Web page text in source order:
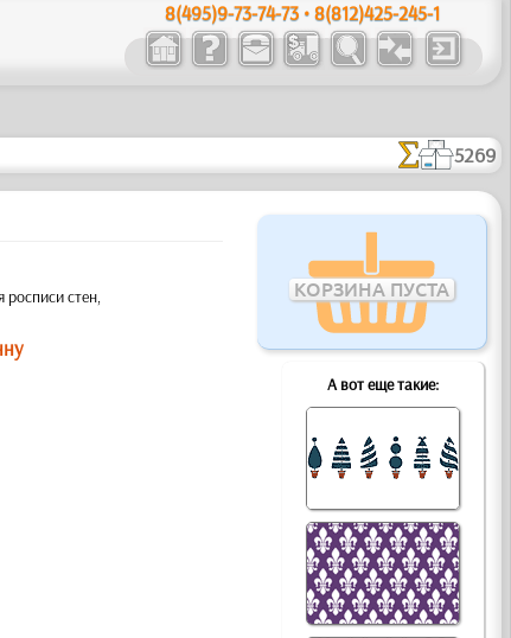
8(495)9-73-74-73 • 8(812)425-245-1
5269
КОРЗИНА ПУСТА
А вот еще такие:
стен,